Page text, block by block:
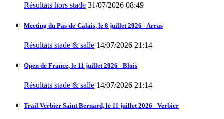
Résultats hors stade 31/07/2026 08:49
Meeting du Pas-de-Calais, le 8 juillet 2026 - Arras
Résultats stade & salle 14/07/2026 21:14
Open de France, le 11 juillet 2026 - Blois
Résultats stade & salle 14/07/2026 21:14
Trail Verbier Saint Bernard, le 11 juillet 2026 - Verbier